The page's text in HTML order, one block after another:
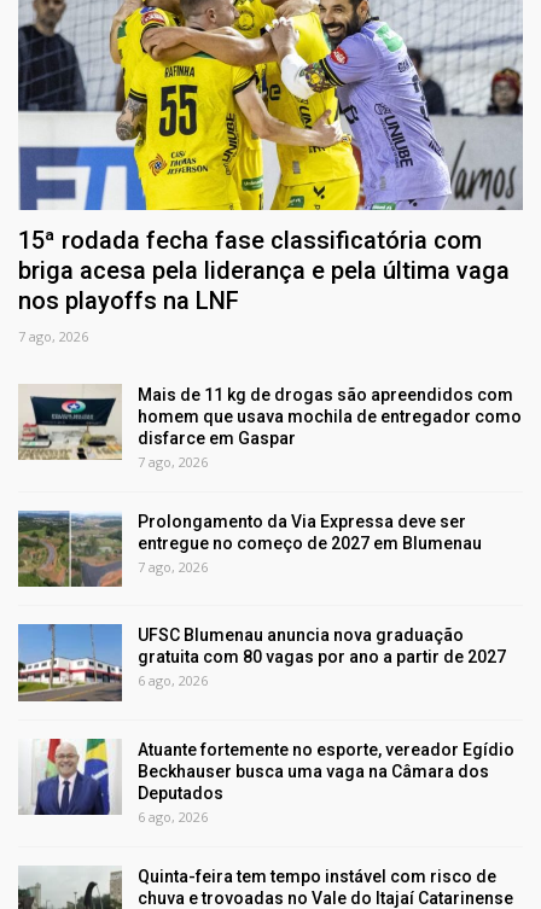
15ª rodada fecha fase classificatória com
briga acesa pela liderança e pela última vaga
nos playoffs na LNF
7 ago, 2026
Mais de 11 kg de drogas são apreendidos com
homem que usava mochila de entregador como
disfarce em Gaspar
7 ago, 2026
Prolongamento da Via Expressa deve ser
entregue no começo de 2027 em Blumenau
7 ago, 2026
UFSC Blumenau anuncia nova graduação
gratuita com 80 vagas por ano a partir de 2027
6 ago, 2026
Atuante fortemente no esporte, vereador Egídio
Beckhauser busca uma vaga na Câmara dos
Deputados
6 ago, 2026
Quinta-feira tem tempo instável com risco de
chuva e trovoadas no Vale do Itajaí Catarinense